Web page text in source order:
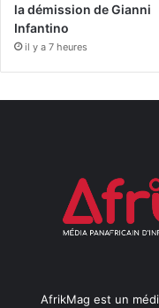
la démission de Gianni
Infantino
il y a 7 heures
AfrikMag est un